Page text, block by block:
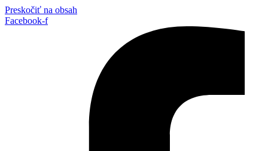
Preskočiť na obsah
Facebook-f